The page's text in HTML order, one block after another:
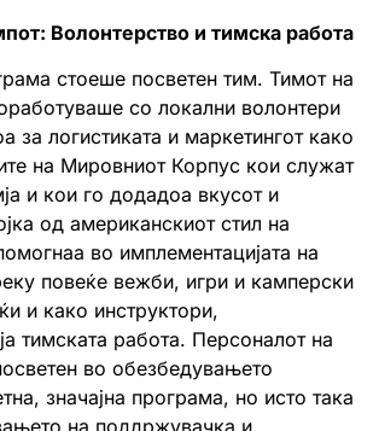
Волонтерство и тимска работа
стоеше посветен тим. Тимот на
со локални волонтери
за логистиката и маркетингот како
на Мировниот Корпус кои служат
и кои го додадоа вкусот и
од американскиот стил на
во имплементацијата на
повеќе вежби, игри и камперски
и како инструктори,
ја тимската работа. Персоналот на
во обезбедувањето
значајна програма, но исто така
на поддржувачка и